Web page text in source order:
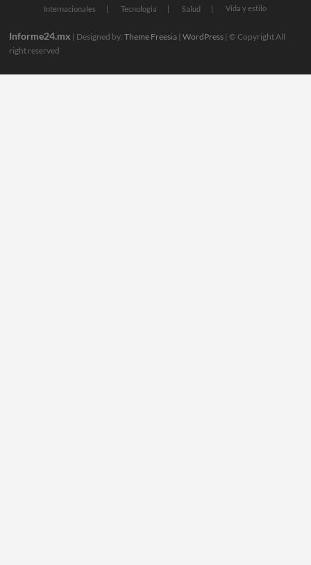
Internacionales
Tecnologia Salud Vida y estilo
Informe24.mx | Designed by:Theme Freesia |WordPress | © Copyright All
right reserved